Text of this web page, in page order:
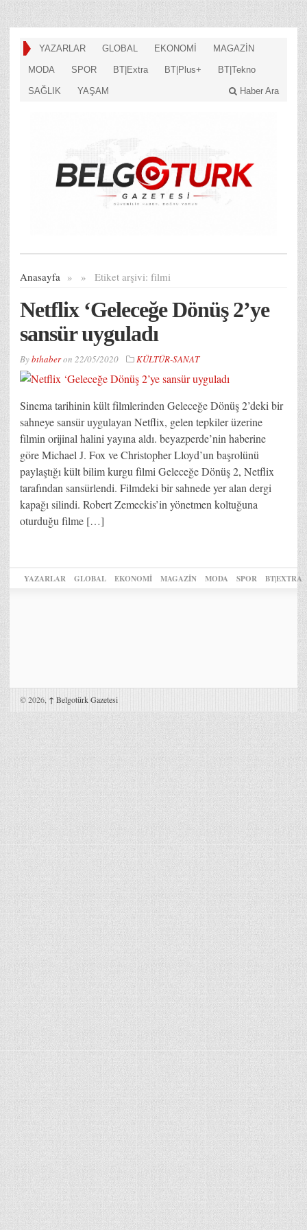
YAZARLAR GLOBAL EKONOMİ MAGAZİN
MODA SPOR BT|Extra BT|Plus+ BT|Tekno
SAĞLIK YAŞAM Haber Ara
Anasayfa » Etiket arşivi:
» filmi
Netflix ‘Geleceğe Dönüş 2’ye
sansür uyguladı
Bybthaberon 22/05/2020 KÜLTÜR-SANAT
Sinema tarihinin kült filmlerinden Geleceğe Dönüş 2’deki bir
sahneye sansür uygulayan Netflix, gelen tepkiler üzerine
filmin orijinal halini yayına aldı. beyazperde’nin haberine
göre Michael J. Fox ve Christopher Lloyd’un başrolünü
paylaştığı kült bilim kurgu filmi Geleceğe Dönüş 2, Netflix
tarafından sansürlendi. Filmdeki bir sahnede yer alan dergi
kapağı silindi. Robert Zemeckis’in yönetmen koltuğuna
oturduğu filme […]
YAZARLAR GLOBAL EKONOMİ MAGAZİN MODA SPOR BT|EXTRA
© 2026, ↑ Belgotürk Gazetesi